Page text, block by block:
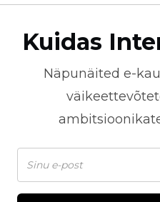
Kuidas
Näpunäited e-